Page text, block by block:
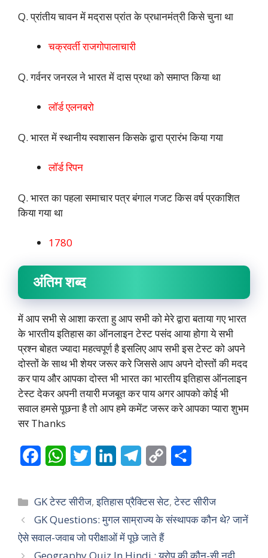
Q. प्रांतीय चावन में मद्रास प्रांत के प्रधानमंत्री किसे चुना था
चक्रवर्ती राजगोपालाचारी
Q. गर्वनर जनरल ने भारत में दास प्रथा को समाप्त किया था
लॉर्ड एलनबरो
Q. भारत में स्थानीय स्वशासन किसके द्वारा प्रारंभ किया गया
लॉर्ड रिपन
Q. भारत का पहला समाचार पत्र बंगाल गजट किस वर्ष प्रकाशित
किया गया था
1780
अंतिम शब्द
में आप सभी से आशा करता हु आप सभी को मेरे द्वारा बताया गए भारत
के भारतीय इतिहास का ऑनलाइन टेस्ट पसंद आया होगा ये सभी
प्रश्न बोहत ज्यादा महत्वपूर्ण है इसलिए आप सभी इस टेस्ट को अपने
दोस्तों के साथ भी शेयर जरूर करे जिससे आप अपने दोस्तों की मदद
कर पाय और आपका दोस्त भी भारत का भारतीय इतिहास ऑनलाइन
टेस्ट देकर अपनी तयारी मजबूत कर पाय अगर आपको कोई भी
सवाल हमसे पूछना है तो आप हमे कमेंट जरूर करे आपका प्यारा शुभम
सर Thanks
c
e
b
W
a
t
s
i
t
t
n
k
e
l
e
g
p
y
a
r
Categories
GK टेस्ट सीरीज,इतिहास प्रैक्टिस सेट,टेस्ट सीरीज
GK Questions: मुगल साम्राज्य के संस्थापक कौन थे? जानें
ऐसे सवाल-जवाब जो परीक्षाओं में पूछे जाते हैं